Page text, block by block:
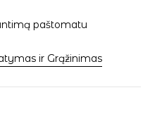
paštomatu
ir Grąžinimas